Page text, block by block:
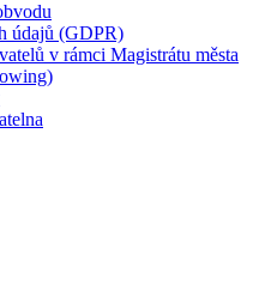
údajů (GDPR)
v rámci Magistrátu města